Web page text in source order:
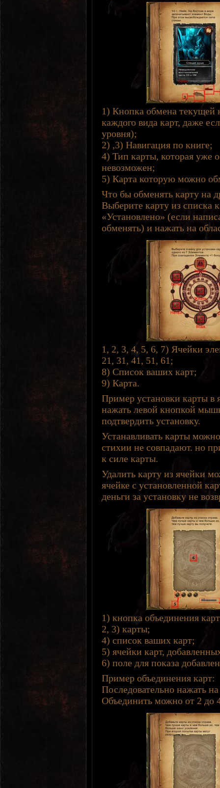
1) Кнопка обмена текущей
каждого вида карт, даже
уровня);
2) ,3) Навигация по книге;
4) Тип карты, которая уже
невозможен;
5) Карта которую можно
Что бы обменять карту на
Выберите карту из списка
«Установлено» (если
обменять) и нажать на
1, 2, 3, 4, 5, 6, 7) Ячейки
21, 31, 41, 51, 61;
8) Список ваших карт;
9) Карта.
Пример установки карты в
нажать левой кнопкой
подтвердить установку.
Устанавливать карты
стихии не совпадают. но
к силе карты.
Удалить карту из ячейки
ячейке с установленной
деньги за установку не
1) кнопка объединения
2, 3) карты;
4) список ваших карт;
5) ячейки карт,
6) поле для показа
Пример объединения карт:
Последовательно нажать
Объединить можно от 2 до